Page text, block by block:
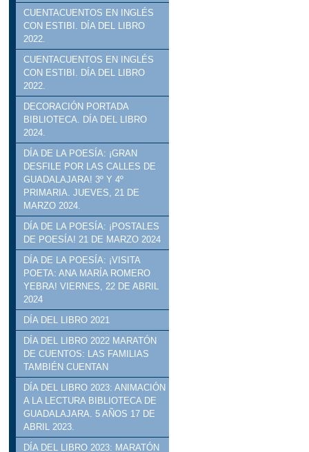
CUENTACUENTOS EN INGLÉS
CON ESTIBI. DÍA DEL LIBRO
2022.
CUENTACUENTOS EN INGLÉS
CON ESTIBI. DÍA DEL LIBRO
2022.
DECORACIÓN PORTADA
BIBLIOTECA. DÍA DEL LIBRO
2024.
DÍA DE LA POESÍA: ¡GRAN
DESFILE POR LAS CALLES DE
GUADALAJARA! 3º Y 4º
PRIMARIA. JUEVES, 21 DE
MARZO 2024.
DÍA DE LA POESÍA: ¡POSTALES
DE POESÍA! 21 DE MARZO 2024
DÍA DE LA POESÍA: ¡VISITA
POETA: ANA MARÍA ROMERO
YEBRA! VIERNES, 22 DE ABRIL
2024
DÍA DEL LIBRO 2021
DÍA DEL LIBRO 2022 MARATÓN
DE CUENTOS: LAS FAMILIAS
TAMBIÉN CUENTAN
DÍA DEL LIBRO 2023: ANIMACIÓN
A LA LECTURA BIBLIOTECA DE
GUADALAJARA. 5 AÑOS 17 DE
ABRIL 2023.
DÍA DEL LIBRO 2023: MARATÓN